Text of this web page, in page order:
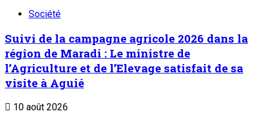
Société
Suivi de la campagne agricole 2026 dans la
région de Maradi : Le ministre de
l’Agriculture et de l’Elevage satisfait de sa
visite à Aguié
10 août 2026